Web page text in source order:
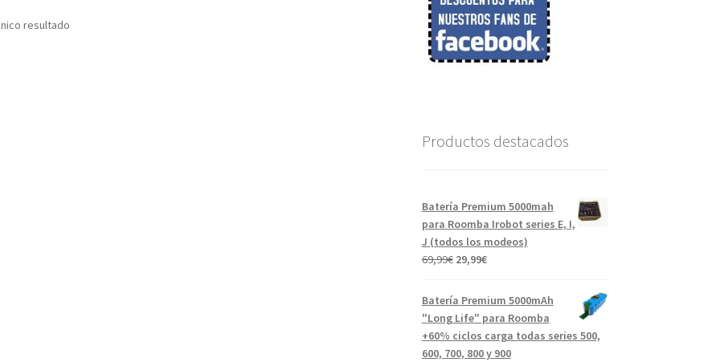
resultado
Productos destacados
Batería Premium 5000mah
para Roomba Irobot series E, I,
J (todos los modeos)
69,99€ El
original
era:
69,99€.
29,99€El
actual
29,99€.
Batería Premium 5000mAh
"Long Life" para Roomba
+60% ciclos carga todas series 500,
600, 700, 800 y 900